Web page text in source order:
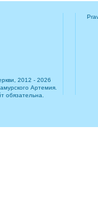
2012 - 2026
Артемия.
обязательна.